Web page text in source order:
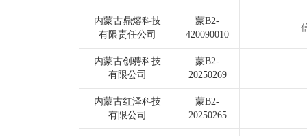
内蒙古鼎熔科技
有限责任公司
蒙B2-
420090010
内蒙古创骋科技
有限公司
蒙B2-
20250269
内蒙古红泽科技
有限公司
蒙B2-
20250265